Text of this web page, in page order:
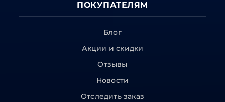
ПОКУПАТЕЛЯМ
Блог
Акции и скидки
Отзывы
Новости
Отследить заказ